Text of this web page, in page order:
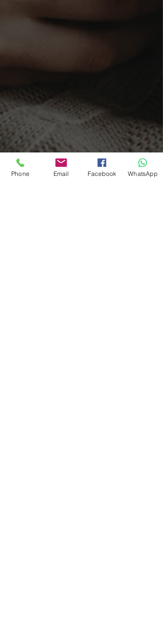
Phone Email Facebook WhatsApp